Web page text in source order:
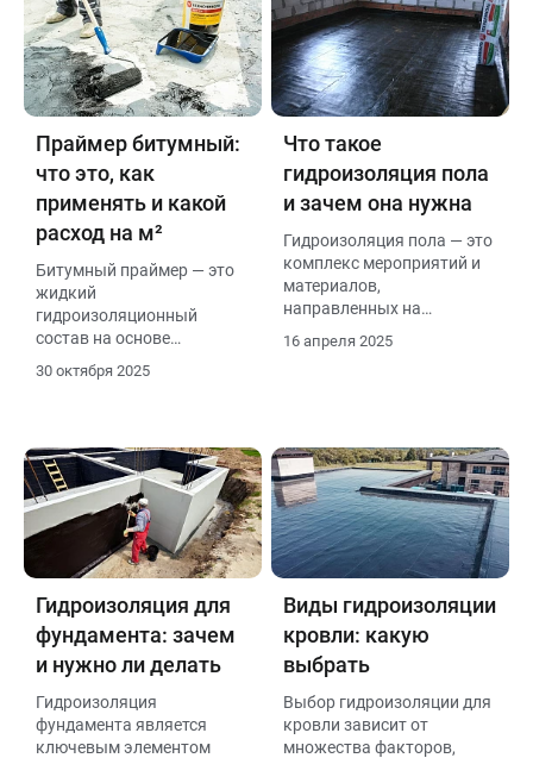
Праймер битумный:
что это, как
применять и какой
расход на м²
Битумный праймер — это
жидкий
гидроизоляционный
состав на основе
нефтяного битума и
растворителей.
различных поверхностей
(бетон, кирпич, металл,
дерево) перед нанесением
гидроизоляции.
30 октября 2025
Что такое
гидроизоляция пола
и зачем она нужна
Гидроизоляция пола — это
комплекс мероприятий и
материалов,
направленных на
проникновения воды или
защиты строительных
конструкций от
разрушения под
воздействием влаги и
имеет несколько важных
функций:
16 апреля 2025
Гидроизоляция для
фундамента: зачем
и нужно ли делать
Гидроизоляция
фундамента является
ключевым элементом
Виды гидроизоляции
кровли: какую
выбрать
Выбор гидроизоляции для
кровли зависит от
множества факторов,